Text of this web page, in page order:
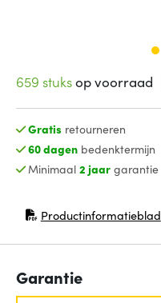
659 stuksop voorraad
Gratis retourneren
60 dagenbedenktermijn
Minimaal 2 jaargarantie
Productinformatieblad
(opent in nieuw venster)
Garantie